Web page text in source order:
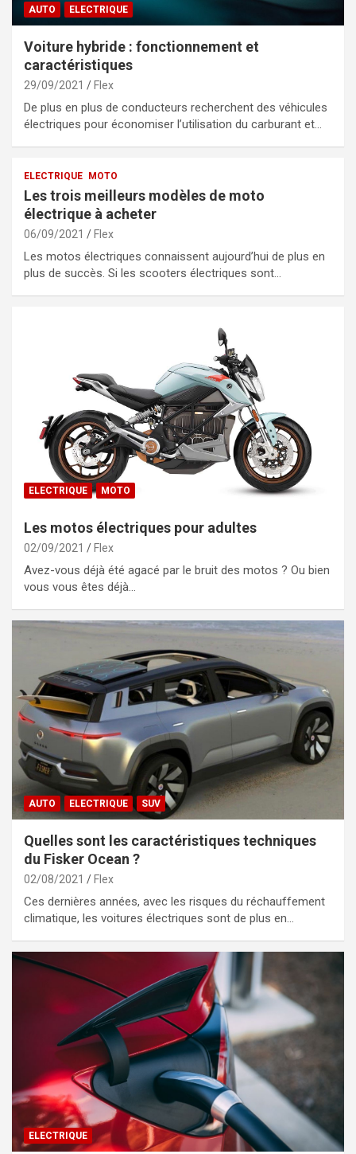
AUTO ELECTRIQUE
Voiture hybride : fonctionnement et
caractéristiques
29/09/2021 Flex
De plus en plus de conducteurs recherchent des véhicules
électriques pour économiser l’utilisation du carburant et…
ELECTRIQUE MOTO
Les trois meilleurs modèles de moto
électrique à acheter
06/09/2021 Flex
Les motos électriques connaissent aujourd’hui de plus en
plus de succès. Si les scooters électriques sont…
ELECTRIQUE MOTO
Les motos électriques pour adultes
02/09/2021 Flex
Avez-vous déjà été agacé par le bruit des motos ? Ou bien
vous vous êtes déjà…
AUTO ELECTRIQUE SUV
Quelles sont les caractéristiques techniques
du Fisker Ocean ?
02/08/2021 Flex
Ces dernières années, avec les risques du réchauffement
climatique, les voitures électriques sont de plus en…
ELECTRIQUE